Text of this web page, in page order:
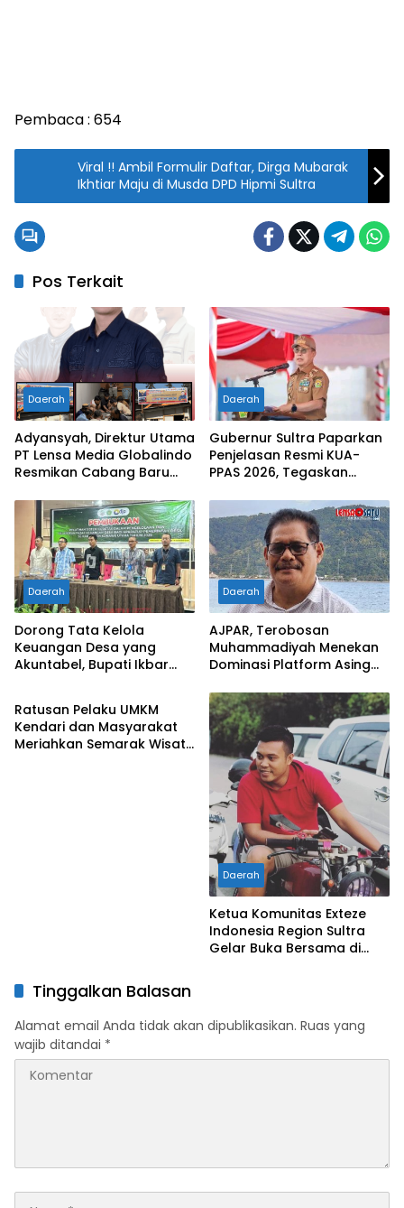
Pembaca : 654
Viral !! Ambil Formulir Daftar, Dirga Mubarak
Ikhtiar Maju di Musda DPD Hipmi Sultra
Pos Terkait
Daerah
Adyansyah, Direktur Utama
PT Lensa Media Globalindo
Resmikan Cabang Baru
Kabupaten Kolaka Timur
Daerah
Gubernur Sultra Paparkan
Penjelasan Resmi KUA-
PPAS 2026, Tegaskan
Demi Stabilitas Fiskal
Daerah
Daerah
Dorong Tata Kelola
Keuangan Desa yang
Akuntabel, Bupati Ikbar
Desa Konut
Daerah
AJPAR, Terobosan
Muhammadiyah Menekan
Dominasi Platform Asing
Daerah
Ratusan Pelaku UMKM
Kendari dan Masyarakat
Meriahkan Semarak Wisata
Daerah
Ketua Komunitas Exteze
Indonesia Region Sultra
Gelar Buka Bersama di
Tinggalkan Balasan
Alamat email Anda tidak akan dipublikasikan. Ruas yang
wajib ditandai *